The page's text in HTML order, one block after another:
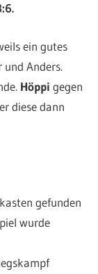
ein gutes
und Anders.
Höppi gegen
diese dann
gefunden
wurde